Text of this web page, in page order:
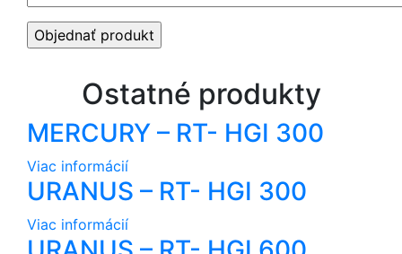
Ostatné produkty
MERCURY – RT- HGI 300
Viac informácií
URANUS – RT- HGI 300
Viac informácií